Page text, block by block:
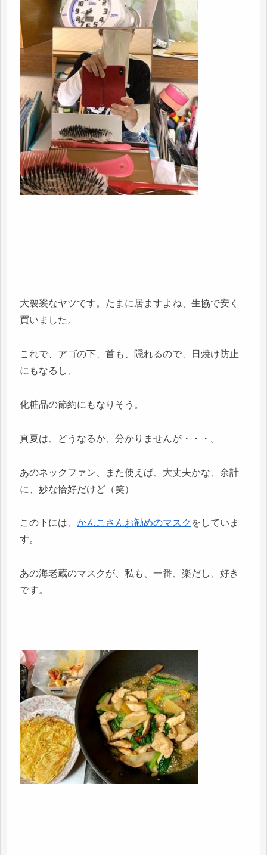
大袈裟なヤツです。たまに居ますよね、生協で安く
買いました。
これで、アゴの下、首も、隠れるので、日焼け防止
にもなるし、
化粧品の節約にもなりそう。
真夏は、どうなるか、分かりませんが・・・。
あのネックファン、また使えば、大丈夫かな、余計
に、妙な恰好だけど（笑）
この下には、 かんこさんお勧めのマスク をしていま
す。
あの海老蔵のマスクが、私も、一番、楽だし、好き
です。